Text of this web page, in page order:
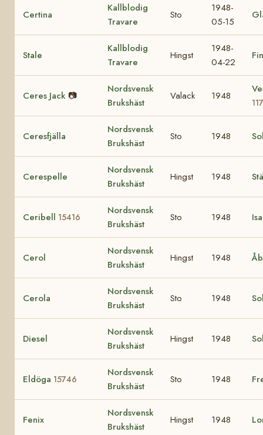
Certina
Kallblodig
Travare
Sto
1948-
05-15
Stale
Kallblodig
Travare
Hingst
1948-
04-22
Ceres Jack 📷
Nordsvensk
Brukshäst
Valack 1948
Ceresfjälla
Nordsvensk
Brukshäst
Sto 1948
Cerespelle
Nordsvensk
Brukshäst
Hingst 1948
Ceribell 15416
Nordsvensk
Brukshäst
Sto 1948
Cerol
Nordsvensk
Brukshäst
Hingst 1948
Cerola
Nordsvensk
Brukshäst
Sto 1948
Diesel
Nordsvensk
Brukshäst
Hingst 1948
Eldöga 15746
Nordsvensk
Brukshäst
Sto 1948
Fenix
Nordsvensk
Brukshäst
Hingst 1948